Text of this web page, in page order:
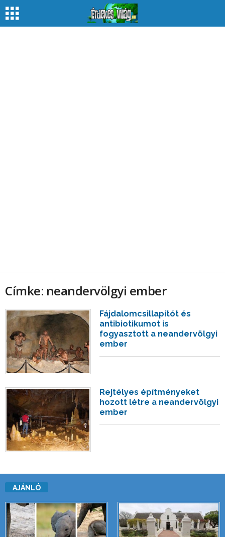
Címke: neandervölgyi ember
Fájdalomcsillapítót és
antibiotikumot is
fogyasztott a neandervölgyi
ember
Rejtélyes építményeket
hozott létre a neandervölgyi
ember
AJÁNLÓ